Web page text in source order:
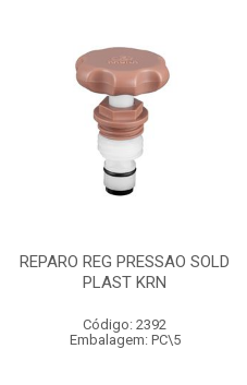
REPARO REG PRESSAO SOLD
PLAST KRN
Código: 2392
Embalagem: PC\5